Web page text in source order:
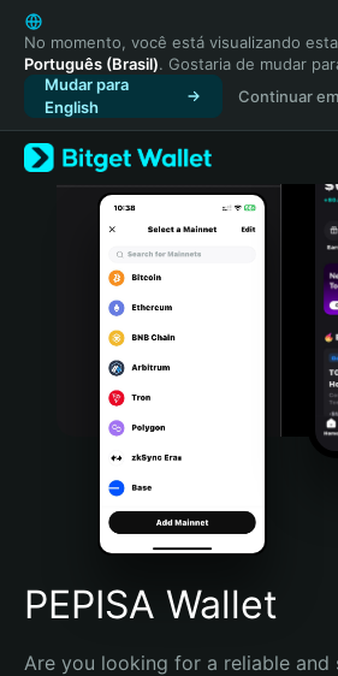
English
日本語
Tiếng Việt
Русский
Español (Latinoamérica)
Türkçe
Italiano
Português (Portugal)
Bahasa Indonesia
Português (Brasil)
Español (Argentina)
No momento, você está visualizando
Português (Brasil). Gostaria de mudar
Mudar para
English
Continuar
PEPISA Wallet
Are you looking for a reliable and